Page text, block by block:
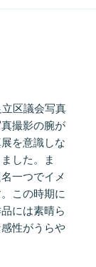
区議会写真
撮影の腕が
を意識しな
した。ま
一つでイメ
この時期に
には素晴ら
性がうらや